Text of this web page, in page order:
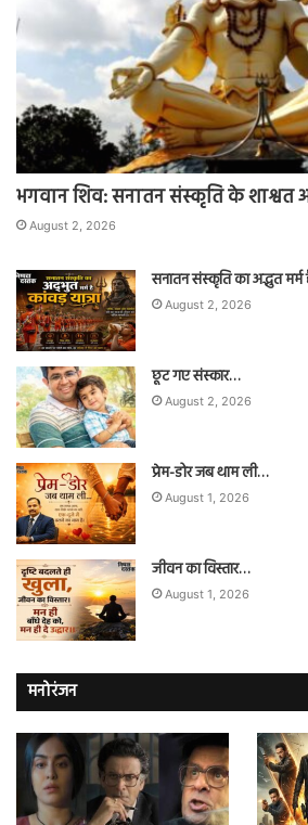
भगवान शिव: सनातन संस्कृति के शाश्वत
August 2, 2026
सनातन संस्कृति का अद्भुत मर्म
August 2, 2026
छूट गए संस्कार…
August 2, 2026
प्रेम-डोर जब थाम ली…
August 1, 2026
जीवन का विस्तार…
August 1, 2026
मनोरंजन